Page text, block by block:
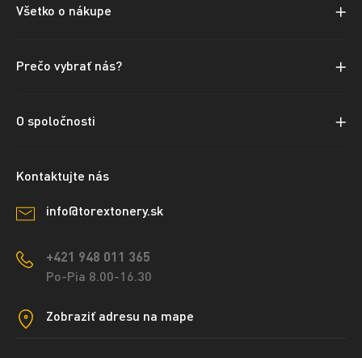
Všetko o nákupe
Prečo vybrať nás?
O spoločnosti
Kontaktujte nás
info@torextonery.sk
+421 948 011 365
Po-Pia 8.00-16.30
Zobraziť adresu na mape